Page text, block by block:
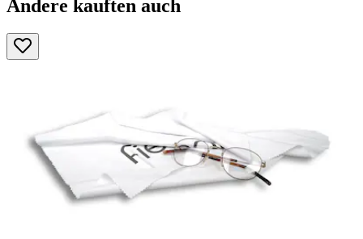
Andere kauften auch